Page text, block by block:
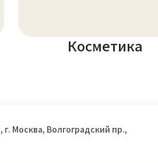
Косметика
г. Москва, Волгоградский пр.,